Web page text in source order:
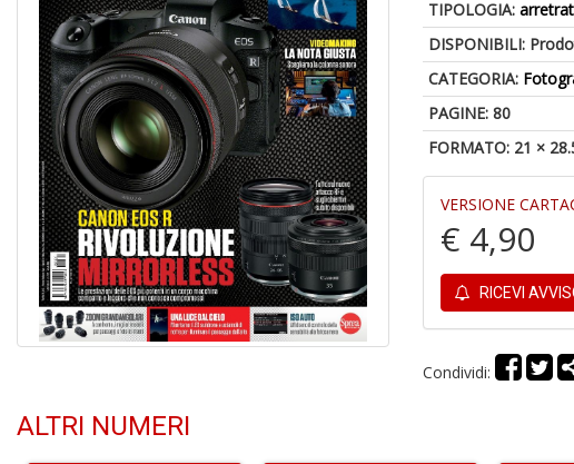
TIPOLOGIA:
DISPONIBILI:
CATEGORIA:
PAGINE: 80
FORMATO: 21 ×
VERSIONE
€ 4,90
RICEVI
Condividi:
ALTRI NUMERI